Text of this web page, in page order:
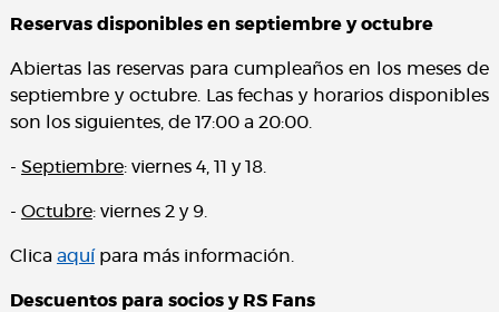
Reservas disponibles en septiembre y octubre
Abiertas las reservas para cumpleaños en los meses de
septiembre y octubre. Las fechas y horarios disponibles
son los siguientes, de 17:00 a 20:00.
- Septiembre: viernes 4, 11 y 18.
- Octubre: viernes 2 y 9.
Clica aquípara más información.
Descuentos para socios y RS Fans